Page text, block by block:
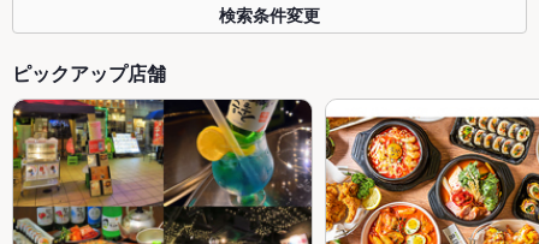
検索条件変更
ピックアップ店舗